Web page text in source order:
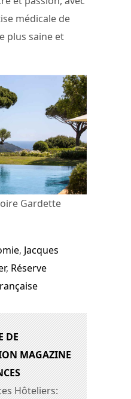
médicale de
plus saine et
Gardette
, Jacques
, Réserve
DE
MAGAZINE
Hôteliers: